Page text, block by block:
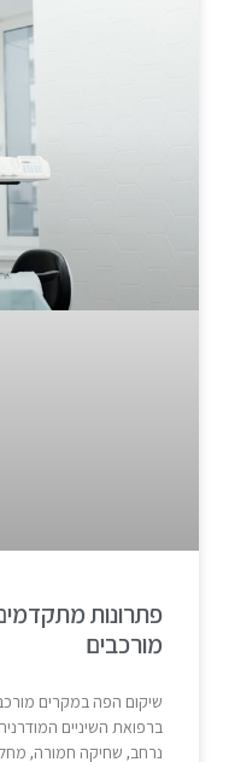
פתרונות
מורכבים
שיקום הפה במקרים
ברפואת השיניים
נרחב, שחיקה חמורה,